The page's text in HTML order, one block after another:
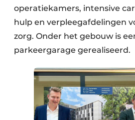
operatiekamers, intensive
hulp en verpleegafdelingen
zorg. Onder het gebouw is
parkeergarage gerealiseerd.